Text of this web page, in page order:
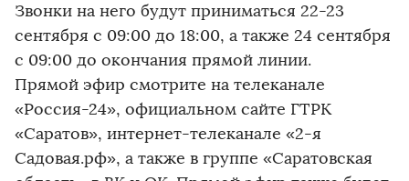
Звонки на него будут приниматься 22-23
сентября с 09:00 до 18:00, а также 24 сентября
с 09:00 до окончания прямой линии.
Прямой эфир смотрите на телеканале
«Россия-24», официальном сайте ГТРК
«Саратов», интернет-телеканале «2-я
Садовая.рф», а также в группе «Саратовская